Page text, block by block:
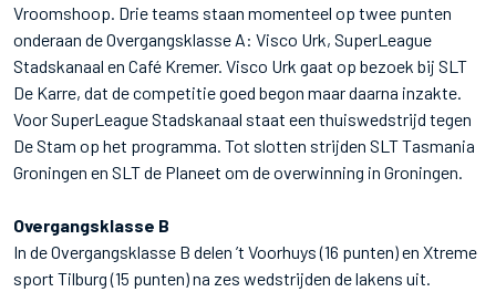
Vroomshoop. Drie teams staan momenteel op twee punten
onderaan de Overgangsklasse A: Visco Urk, SuperLeague
Stadskanaal en Café Kremer. Visco Urk gaat op bezoek bij SLT
De Karre, dat de competitie goed begon maar daarna inzakte.
Voor SuperLeague Stadskanaal staat een thuiswedstrijd tegen
De Stam op het programma. Tot slotten strijden SLT Tasmania
Groningen en SLT de Planeet om de overwinning in Groningen.
Overgangsklasse B
In de Overgangsklasse B delen ’t Voorhuys (16 punten) en Xtreme
sport Tilburg (15 punten) na zes wedstrijden de lakens uit.